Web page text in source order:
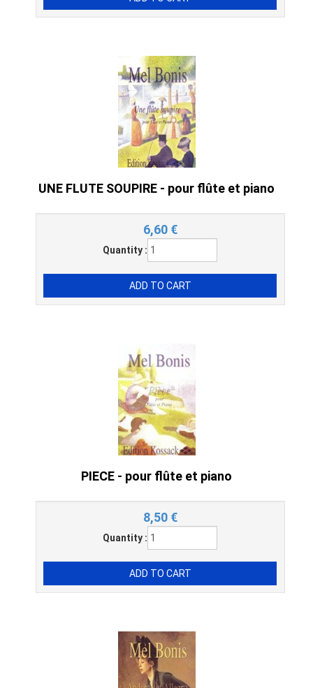
UNE FLUTE SOUPIRE - pour flûte et piano
6,60 €
Quantity :
PIECE - pour flûte et piano
8,50 €
Quantity :